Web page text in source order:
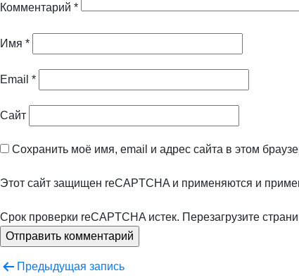
Комментарий *
Имя *
Email *
Сайт
Сохранить моё имя, email и адрес сайта в этом
Этот сайт защищен reCAPTCHA и применяются и
Срок проверки reCAPTCHA истек. Перезагрузите
Навигация
Предыдущая запись